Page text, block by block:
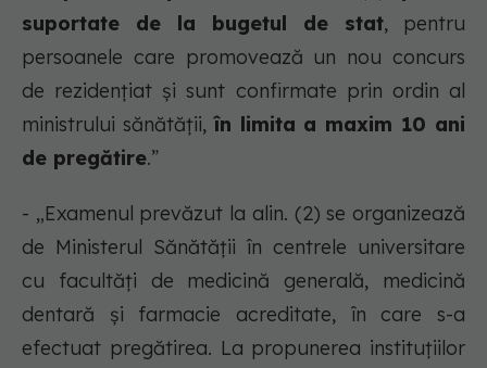
suportate de la bugetul de stat, pentru
persoanele care promovează un nou concurs
de rezidențiat și sunt confirmate prin ordin al
ministrului sănătății,în limita a maxim 10 ani
de pregătire.”
- „Examenul prevăzut la alin. (2) se organizează
de Ministerul Sănătății în centrele universitare
cu facultăți de medicină generală, medicină
dentară și farmacie acreditate, în care s-a
efectuat pregătirea. La propunerea instituțiilor